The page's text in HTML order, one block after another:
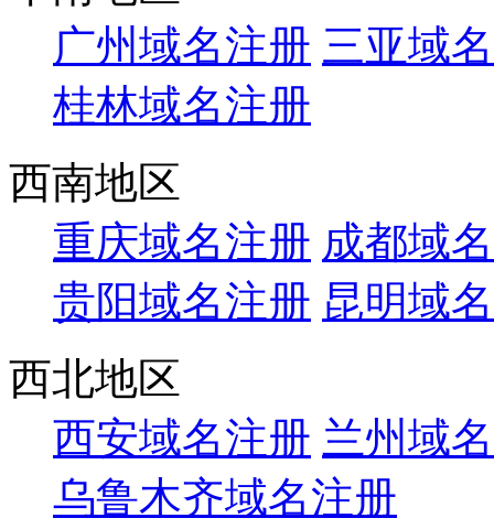
广州域名注册 三亚域
桂林域名注册
西南地区
重庆域名注册 成都域
贵阳域名注册 昆明域
西北地区
西安域名注册 兰州域
乌鲁木齐域名注册